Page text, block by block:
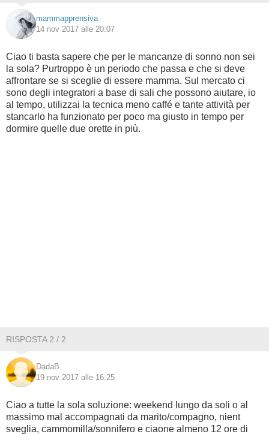
FORUM
mammapprensiva
14 nov 2017 alle 20:07
Ciao ti basta sapere che per le mancanze di sonno non sei
la sola? Purtroppo è un periodo che passa e che si deve
affrontare se si sceglie di essere mamma. Sul mercato ci
sono degli integratori a base di sali che possono aiutare, io
al tempo, utilizzai la tecnica meno caffé e tante attività per
stancarlo ha funzionato per poco ma giusto in tempo per
dormire quelle due orette in più.
RISPOSTA 2 / 2
DadaB.
19 nov 2017 alle 16:25
Ciao a tutte la sola soluzione: weekend lungo da soli o al
massimo mal accompagnati da marito/compagno, nient
sveglia, cammomilla/sonnifero e ciaone almeno 12 ore di